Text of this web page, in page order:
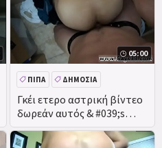
05:00
Γκέι ετερο αστρική βίντεο
δωρεάν αυτός & #039;s
προσπαθεί να μας παίξει.
ΠΊΠΑ ΔΗΜΌΣΙΑ